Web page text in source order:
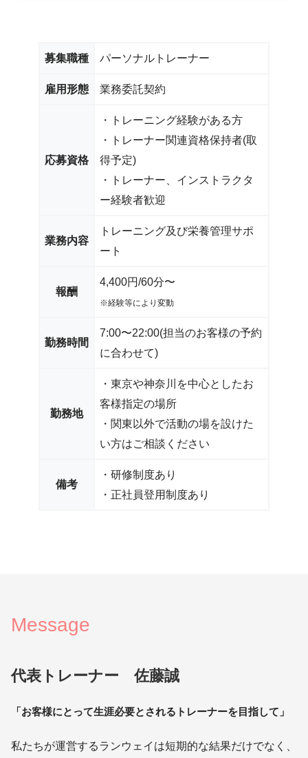
募集職種 パーソナルトレーナー
雇用形態 業務委託契約
応募資格
・トレーニング経験がある方
・トレーナー関連資格保持者(取
得予定)
・トレーナー、インストラクタ
ー経験者歓迎
業務内容
トレーニング及び栄養管理サポ
ート
報酬
4,400円/60分〜
※経験等により変動
勤務時間
7:00〜22:00(担当のお客様の予約
に合わせて)
勤務地
・東京や神奈川を中心としたお
客様指定の場所
・関東以外で活動の場を設けた
い方はご相談ください
備考
・研修制度あり
・正社員登用制度あり
Message
代表トレーナー 佐藤誠
「お客様にとって生涯必要とされるトレーナーを目指して」
私たちが運営するランウェイは短期的な結果だけでなく、